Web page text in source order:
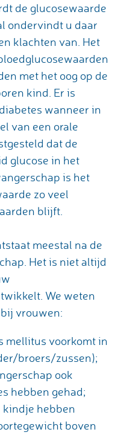
de glucosewaarde
ondervindt u daar
klachten van. Het
met het oog op de
kind. Er is
wanneer in
van een orale
dat de
glucose in het
is het
zo veel
blijft.
meestal na de
Het is niet altijd
We weten
vrouwen:
mellitus voorkomt in
broers/zussen);
ook
hebben gehad;
kindje hebben
boven